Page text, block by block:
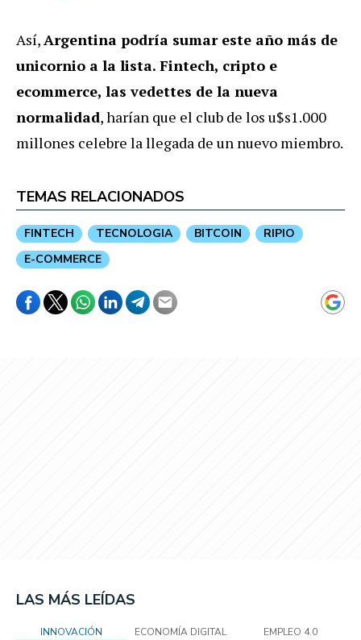
Así,Argentina podría sumar este año más de
unicornio a la lista. Fintech, cripto e
ecommerce, las vedettes de la nueva
normalidad, harían que el club de los u$s1.000
millones celebre la llegada de un nuevo miembro.
TEMAS RELACIONADOS
FINTECH TECNOLOGIA BITCOIN
RIPIO
E-COMMERCE
LAS MÁS LEÍDAS
INNOVACIÓN ECONOMÍA DIGITAL EMPLEO 4.0